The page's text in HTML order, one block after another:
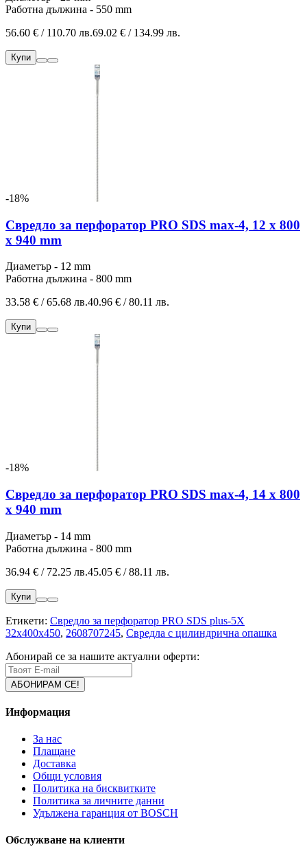
Работна дължина - 550 mm
56.60 € / 110.70 лв.69.02 € / 134.99 лв.
Купи
-18%
Свредло за перфоратор PRO SDS max-4, 12 x 800
x 940 mm
Диаметър - 12 mm
Работна дължина - 800 mm
33.58 € / 65.68 лв.40.96 € / 80.11 лв.
Купи
-18%
Свредло за перфоратор PRO SDS max-4, 14 x 800
x 940 mm
Диаметър - 14 mm
Работна дължина - 800 mm
36.94 € / 72.25 лв.45.05 € / 88.11 лв.
Купи
Етикети: Свредло за перфоратор PRO SDS plus-5X
32x400x450, 2608707245, Свредла с цилиндрична опашка
Абонирай се за нашите актуални оферти:
Информация
За нас
Плащане
Доставка
Общи условия
Политика на бисквитките
Политика за личните данни
Удължена гаранция от BOSCH
Обслужване на клиенти